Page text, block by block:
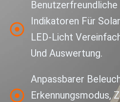
Indikatoren Für
LED-Licht
Und Auswertung.
Anpassbarer
Erkennungsmodus,